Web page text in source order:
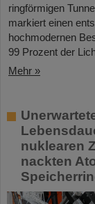
ringförmigen
markiert einen
hochmodernen
99 Prozent der
Mehr »
nuklearen
nackten